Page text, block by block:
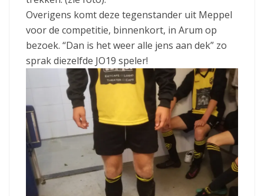
Overigens komt deze tegenstander uit Meppel
voor de competitie, binnenkort, in Arum op
bezoek. “Dan is het weer alle jens aan dek” zo
sprak diezelfde JO19 speler!